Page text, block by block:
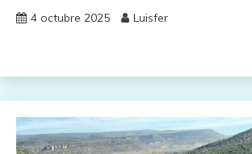
4 octubre 2025 Luisfer